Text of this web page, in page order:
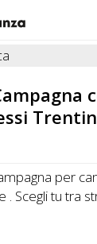
per
. Scegli tu tra
da Zampa
cani, gatti